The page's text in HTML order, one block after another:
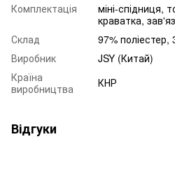
Комплектація
міні-спідниця,
краватка,
Склад
97% поліестер,
Виробник
JSY (Китай)
Країна
виробництва
КНР
Відгуки